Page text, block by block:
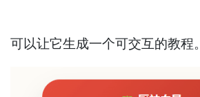
可以让它生成一个可交互的教程。